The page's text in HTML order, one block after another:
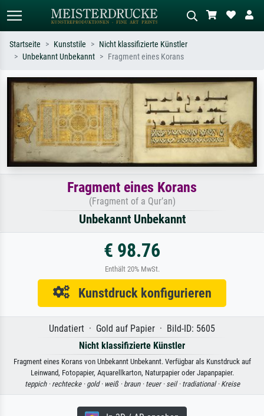
Suchen Sie nach Künstlern, Werktiteln
oder Stilen – z.B. Monet,
Sternennacht, Impressionismus, Welle
Hokusai, Akt.
Beschreiben Sie die Szene – z.B. Grüne
Wiese, Abstrakt mit viel Rot, Dunkles
Ölgemälde, Stehender Akt neben einem
Baum.
Startseite Kunststile
Nicht klassifizierte Künstler
Unbekannt Unbekannt
Fragment eines Korans
Fragment eines Korans
(Fragment of a Qur’an)
Unbekannt Unbekannt
€ 98.76
Enthält 20% MwSt.
Kunstdruck konfigurieren
Undatiert · Gold auf Papier · Bild-ID: 5605
Nicht klassifizierte Künstler
Fragment eines Korans von Unbekannt Unbekannt. Verfügbar als Kunstdruck auf
Leinwand, Fotopapier, Aquarellkarton, Naturpapier oder Japanpapier.
teppich · rechtecke · gold · weiß · braun · teuer · seil · tradiational · Kreise